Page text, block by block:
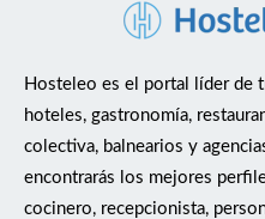
Hosteleo es el portal líder de
hoteles, gastronomía,
colectiva, balnearios y
encontrarás los mejores
cocinero, recepcionista,